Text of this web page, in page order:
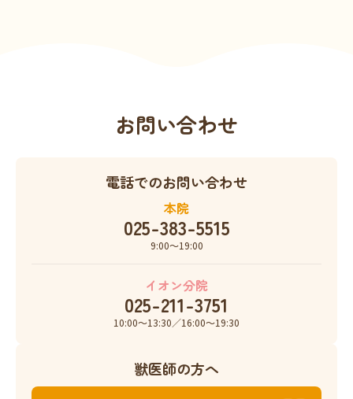
お問い合わせ
電話でのお問い合わせ
本院
025-383-5515
9:00〜19:00
イオン分院
025-211-3751
10:00〜13:30／16:00〜19:30
獣医師の方へ